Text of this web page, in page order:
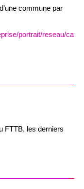
commune par
portrait/reseau/ca
FTTB, les derniers